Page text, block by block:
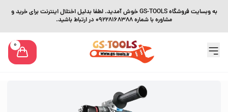
به وبسایت فروشگاه GS-TOOLS خوش آمدید. لطفا بدلیل اختلال اینترنت برای خرید و
مشاوره با شماره 09228168388 در ارتباط باشید.
0